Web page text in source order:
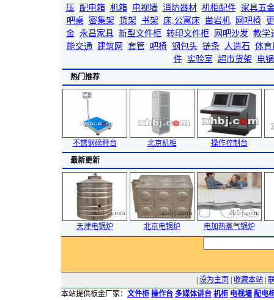
压
配电箱 机箱 电视墙 消防器材 机柜配件
家具五
吧桌 密集架 货架 书架 床,公寓床 凿岩机 网吧椅
金 永昌家具 新型文件柜 转印文件柜 网吧沙发 教学
能交通
建筑网 套管 吧椅 钢包头 链条 人造石 体育
件
实验室 超市货架 电
热门推荐
不锈钢磅秤台 北京机柜
操作控制台
最新更新
天津电锅炉 北京电锅炉 电加热蒸气锅炉
设为主页 收藏本站
本站提供板金厂家： 文件柜 操作台 多媒体讲台 机柜 电视墙 配电